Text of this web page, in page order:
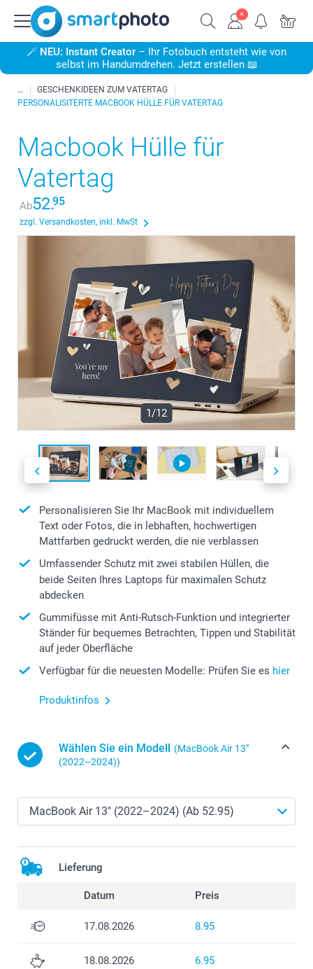
🪄 NEU: Instant Creator – Ihr Fotobuch entsteht wie von
selbst im Handumdrehen. Jetzt erstellen 📖
GESCHENKIDEEN ZUM VATERTAG
PERSONALISITERTE MACBOOK HÜLLE FÜR VATERTAG
Macbook Hülle für
Vatertag
Ab52.95
zzgl. Versandkosten, inkl. MwSt
1/12
Personalisieren Sie Ihr MacBook mit individuellem
Text oder Fotos, die in lebhaften, hochwertigen
Mattfarben gedruckt werden, die nie verblassen
Umfassender Schutz mit zwei stabilen Hüllen, die
beide Seiten Ihres Laptops für maximalen Schutz
abdecken
Gummifüsse mit Anti-Rutsch-Funktion und integrierter
Ständer für bequemes Betrachten, Tippen und Stabilität
auf jeder Oberfläche
Verfügbar für die neuesten Modelle: Prüfen Sie es hier
Produktinfos
Wählen Sie ein Modell (MacBook Air 13″
(2022–2024))
Lieferung
Datum Preis
17.08.2026 8.95
18.08.2026 6.95